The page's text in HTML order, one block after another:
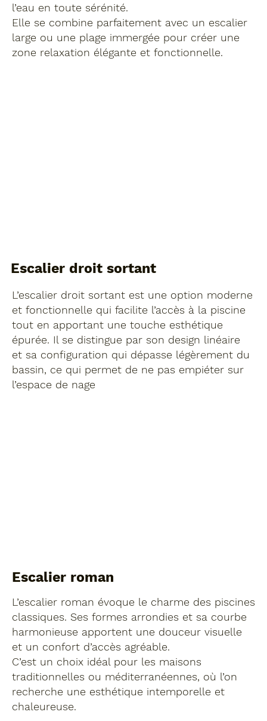
l’eau en toute sérénité.
Elle se combine parfaitement avec un escalier
large ou une plage immergée pour créer une
zone relaxation élégante et fonctionnelle.
Escalier droit sortant
L’escalier droit sortant est une option moderne
et fonctionnelle qui facilite l’accès à la piscine
tout en apportant une touche esthétique
épurée. Il se distingue par son design linéaire
et sa configuration qui dépasse légèrement du
bassin, ce qui permet de ne pas empiéter sur
l’espace de nage
Escalier roman
L’escalier roman évoque le charme des piscines
classiques. Ses formes arrondies et sa courbe
harmonieuse apportent une douceur visuelle
et un confort d’accès agréable.
C’est un choix idéal pour les maisons
traditionnelles ou méditerranéennes, où l’on
recherche une esthétique intemporelle et
chaleureuse.